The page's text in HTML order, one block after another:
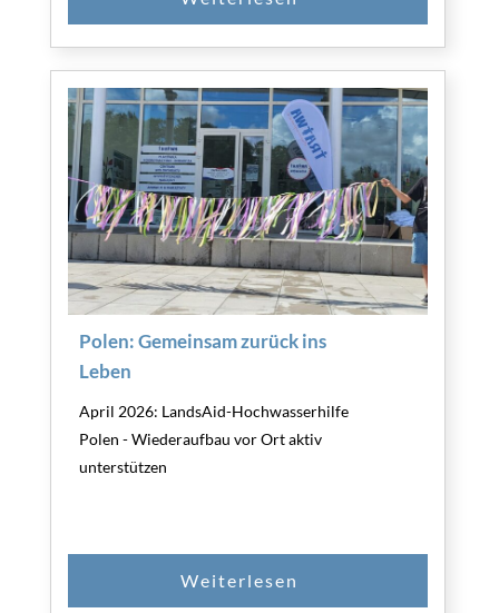
Polen: Gemeinsam zurück ins
Leben
April 2026: LandsAid-Hochwasserhilfe
Polen - Wiederaufbau vor Ort aktiv
unterstützen